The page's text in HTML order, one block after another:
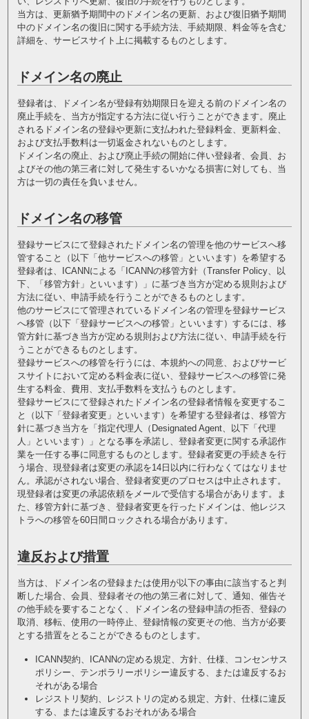
当方は、更新猶予期間中のドメイン名の更新、および復旧猶予期間
中のドメイン名の復旧に関する手続方法、手続期限、料金等を含む
詳細を、サービスサイト上に掲載するものとします。
ドメイン名の廃止
登録者は、ドメイン名が登録有効期限日を迎える前のドメイン名の
廃止手続を、当方が指定する方法に従い行うことができます。廃止
されるドメイン名の登録や更新に支払われた登録料金、更新料金、
および支払手数料は一切返金されないものとします。
ドメイン名の廃止、および廃止手続の開始に伴い登録者、会員、お
よびその他の第三者に対して発生するいかなる損害に対しても、当
方は一切の責任を負いません。
ドメイン名の移管
登録サービスにて登録されたドメイン名の管理を他のサービスへ移
管すること（以下「他サービスへの移管」といいます）を希望する
登録者は、ICANNによる「ICANNの移管方針（Transfer Policy、以
下、「移管方針」といいます）」に基づき当方が定める規則および
方法に従い、申請手続を行うことができるものとします。
他のサービスにて管理されているドメイン名の管理を登録サービス
へ移管（以下「登録サービスへの移管」といいます）するには、移
管方針に基づき当方が定める規則および方法に従い、申請手続を行
うことができるものとします。
登録サービスへの移管を行うには、本規約への同意、およびサービ
スサイトにおいて定める料金表に従い、登録サービスへの移管に発
生する料金、費用、支払手数料を支払うものとします。
登録サービスにて登録されたドメイン名の登録者情報を変更するこ
と（以下「登録者変更」といいます）を希望する登録者は、移管方
針に基づき当方を「指定代理人（Designated Agent、以下「代理
人」といいます）」となる事を承諾し、登録者変更に関する承認作
業を一任する事に同意するものとします。登録者変更の手続きを行
う場合、現登録者は変更の承認を14日以内に行わなくてはなりませ
ん。承認がされない場合、登録者変更のプロセスは中止されます。
現登録者は変更の承認依頼をメールで受信する場合があります。ま
た、移管方針に基づき、登録者変更を行ったドメインは、他レジス
トラへの移管を60日間ロックされる場合があります。
違反および措置
当方は、ドメイン名の登録または使用が以下の事由に該当すると判
断した場合、会員、登録者その他の第三者に対して、通知、催告そ
の他手続を要することなく、ドメイン名の登録申請の拒否、登録の
取消、移転、使用の一時停止、登録情報の変更その他、当方が必要
とする措置をとることができるものとします。
ICANN契約、ICANNの定める規定、方針、仕様、コンセンサス
ポリシー、テンポラリーポリシー違反する、または違反するお
それがある場合
レジストリ契約、レジストリの定める規定、方針、仕様に違反
する、または違反するおそれがある場合